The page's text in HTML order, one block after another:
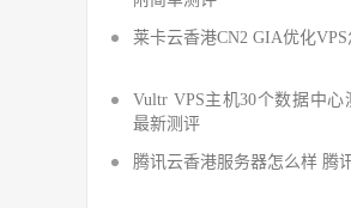
莱卡云香港CN2 GIA优化
Vultr VPS主机30个数据中
最新测评
腾讯云香港服务器怎么样 腾